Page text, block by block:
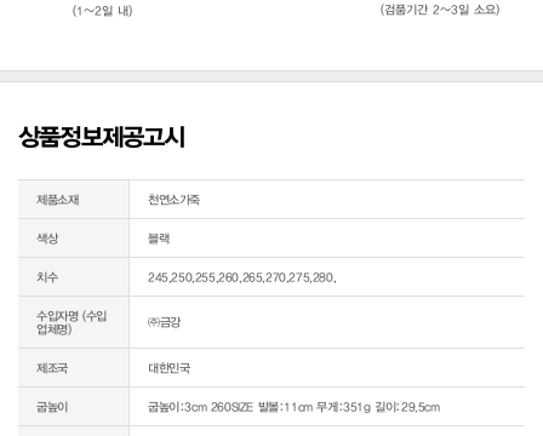
(1~2일 내)
(검품기간 2~3일 소요)
상품정보제공고시
제품소재 천연소가죽
색상 블랙
치수 245,250,255,260,265,270,275,280,
수입자명 (수입
업체명)
㈜금강
제조국 대한민국
굽높이 굽높이:3cm 260SIZE 발볼:11cm 무게:351g 길이:29.5cm